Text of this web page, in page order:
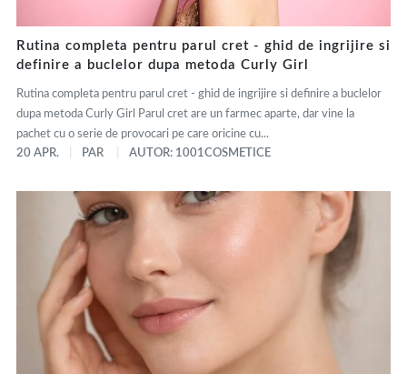
Rutina completa pentru parul cret - ghid de ingrijire si
definire a buclelor dupa metoda Curly Girl
Rutina completa pentru parul cret - ghid de ingrijire si definire a buclelor
dupa metoda Curly Girl Parul cret are un farmec aparte, dar vine la
pachet cu o serie de provocari pe care oricine cu...
20 APR.
PAR AUTOR: 1001COSMETICE